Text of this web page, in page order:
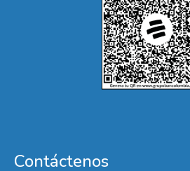
Contáctenos